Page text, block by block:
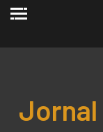
Jornal